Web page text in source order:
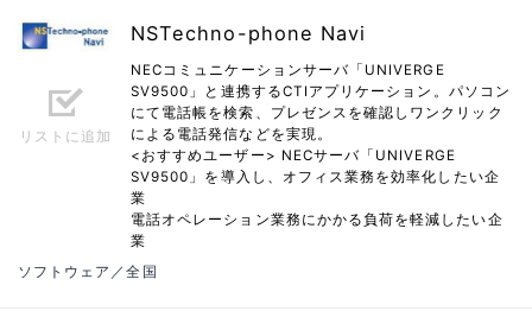
リストに追加
NSTechno-phone Navi
NECコミュニケーションサーバ「UNIVERGE
SV9500」と連携するCTIアプリケーション。パソコン
にて電話帳を検索、プレゼンスを確認しワンクリック
による電話発信などを実現。
<おすすめユーザー> NECサーバ「UNIVERGE
SV9500」を導入し、オフィス業務を効率化したい企
業
電話オペレーション業務にかかる負荷を軽減したい企
業
ソフトウェア／全国